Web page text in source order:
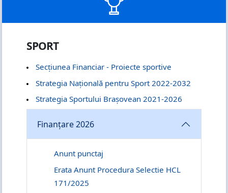
SPORT
Secțiunea Financiar - Proiecte sportive
Strategia Națională pentru Sport 2022-2032
Strategia Sportului Brașovean 2021-2026
Finanțare 2026
Anunt punctaj
Erata Anunt Procedura Selectie HCL
171/2025